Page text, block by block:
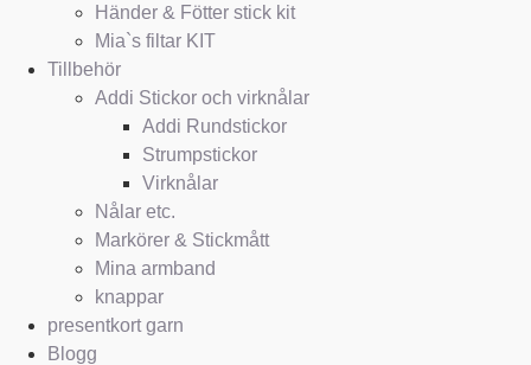
Händer & Fötter stick kit
Mia`s filtar KIT
Tillbehör
Addi Stickor och virknålar
Addi Rundstickor
Strumpstickor
Virknålar
Nålar etc.
Markörer & Stickmått
Mina armband
knappar
presentkort garn
Blogg